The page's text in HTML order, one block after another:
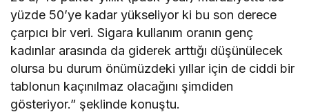
yüzde 50’ye kadar yükseliyor ki bu son derece
çarpıcı bir veri. Sigara kullanım oranın genç
kadınlar arasında da giderek arttığı düşünülecek
olursa bu durum önümüzdeki yıllar için de ciddi bir
tablonun kaçınılmaz olacağını şimdiden
gösteriyor.” şeklinde konuştu.